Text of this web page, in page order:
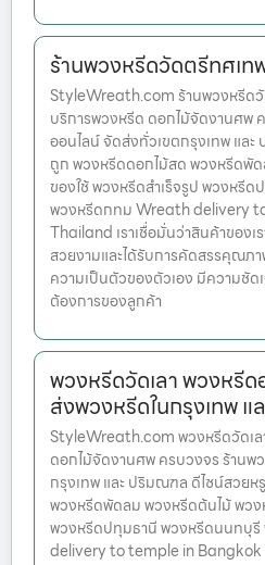
ร้านพวงหรีดวัดตรีทศเท
StyleWreath.com ร้านพวงหรีด
บริการพวงหรีด ดอกไม้จัดงานศพ
ออนไลน์ จัดส่งทั่วเขตกรุงเทพ แล
ถูก พวงหรีดดอกไม้สด พวงหรีดพั
ของใช้ พวงหรีดสำเร็จรูป พวงหรี
พวงหรีดกทม Wreath delivery
Thailand เราเชื่อมั่นว่าสินค้าของ
สวยงามและได้รับการคัดสรรคุณภ
ความเป็นตัวของตัวเอง มีความชั
ต้องการของลูกค้า
พวงหรีดวัดเลา พวงหรี
ส่งพวงหรีดในกรุงเทพ
StyleWreath.com พวงหรีดวัดเล
ดอกไม้จัดงานศพ ครบวงจร ร้านพ
กรุงเทพ และ ปริมณฑล ดีไซน์สวย
พวงหรีดพัดลม พวงหรีดต้นไม้ พวง
พวงหรีดปทุมธานี พวงหรีดนนทบุ
delivery to temple in